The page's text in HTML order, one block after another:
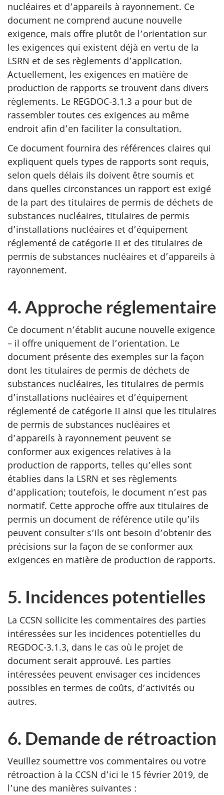
nucléaires et d’appareils à rayonnement. Ce
document ne comprend aucune nouvelle
exigence, mais offre plutôt de l’orientation sur
les exigences qui existent déjà en vertu de la
LSRN et de ses règlements d’application.
Actuellement, les exigences en matière de
production de rapports se trouvent dans divers
règlements. Le REGDOC-3.1.3 a pour but de
rassembler toutes ces exigences au même
endroit afin d’en faciliter la consultation.
Ce document fournira des références claires qui
expliquent quels types de rapports sont requis,
selon quels délais ils doivent être soumis et
dans quelles circonstances un rapport est exigé
de la part des titulaires de permis de déchets de
substances nucléaires, titulaires de permis
d’installations nucléaires et d’équipement
réglementé de catégorie II et des titulaires de
permis de substances nucléaires et d’appareils à
rayonnement.
4. Approche réglementaire
Ce document n’établit aucune nouvelle exigence
– il offre uniquement de l’orientation. Le
document présente des exemples sur la façon
dont les titulaires de permis de déchets de
substances nucléaires, les titulaires de permis
d’installations nucléaires et d’équipement
réglementé de catégorie II ainsi que les titulaires
de permis de substances nucléaires et
d’appareils à rayonnement peuvent se
conformer aux exigences relatives à la
production de rapports, telles qu’elles sont
établies dans la LSRN et ses règlements
d’application; toutefois, le document n’est pas
normatif. Cette approche offre aux titulaires de
permis un document de référence utile qu’ils
peuvent consulter s’ils ont besoin d’obtenir des
précisions sur la façon de se conformer aux
exigences en matière de production de rapports.
5. Incidences potentielles
La CCSN sollicite les commentaires des parties
intéressées sur les incidences potentielles du
REGDOC-3.1.3, dans le cas où le projet de
document serait approuvé. Les parties
intéressées peuvent envisager ces incidences
possibles en termes de coûts, d’activités ou
autres.
6. Demande de rétroaction
Veuillez soumettre vos commentaires ou votre
rétroaction à la CCSN d’ici le 15 février 2019, de
l’une des manières suivantes :